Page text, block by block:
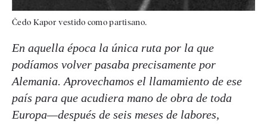
Čedo Kapor vestido como partisano.
En aquella época la única ruta por la que
podíamos volver pasaba precisamente por
Alemania. Aprovechamos el llamamiento de ese
país para que acudiera mano de obra de toda
Europa—después de seis meses de labores,